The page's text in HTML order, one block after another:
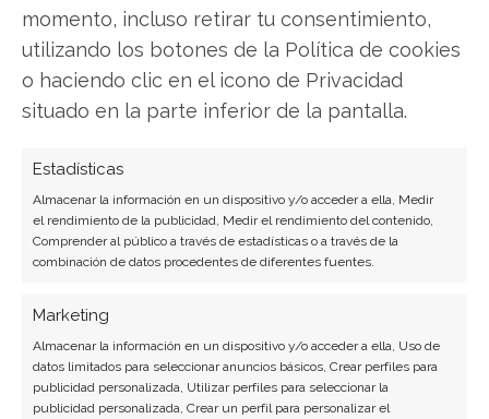
momento, incluso retirar tu consentimiento,
utilizando los botones de la Política de cookies
o haciendo clic en el icono de Privacidad
situado en la parte inferior de la pantalla.
Estadísticas
Almacenar la información en un dispositivo y/o acceder a ella, Medir
el rendimiento de la publicidad, Medir el rendimiento del contenido,
Comprender al público a través de estadísticas o a través de la
combinación de datos procedentes de diferentes fuentes.
Marketing
Almacenar la información en un dispositivo y/o acceder a ella, Uso de
datos limitados para seleccionar anuncios básicos, Crear perfiles para
publicidad personalizada, Utilizar perfiles para seleccionar la
publicidad personalizada, Crear un perfil para personalizar el
Facebook
LinkedIn
Carmen Ruiz López
Periodista especializada en tecnología y